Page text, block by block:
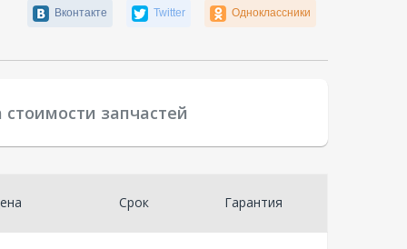
Вконтакте Twitter Одноклассники
стоимости запчастей
Срок Гарантия